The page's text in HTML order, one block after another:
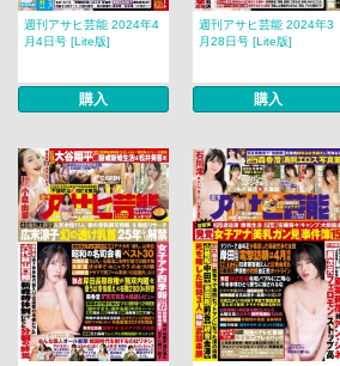
週刊アサヒ芸能 2024年4
月4日号 [Lite版]
購入
週刊アサヒ芸能 2024年3
月28日号 [Lite版]
購入